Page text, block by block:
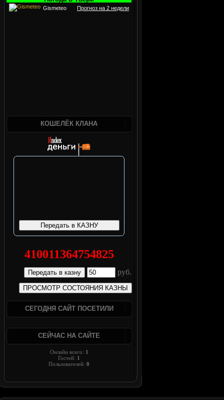
Gismeteo Прогноз на 2 недели
КОШЕЛЁК КЛАНА
410011364754825
руб.
СЕГОДНЯ САЙТ ПОСЕТИЛИ
СЕЙЧАС НА САЙТЕ
Онлайн всего: 1
Гостей: 1
Пользователей:0